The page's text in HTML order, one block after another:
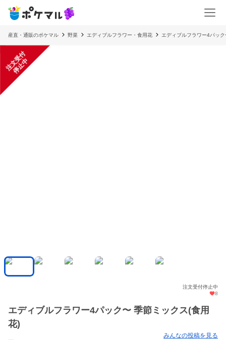
産直・通販のポケマル 野菜 エディブルフラワー・食用花 エディブルフラワー4パッ
注
文
受
付
停
止
中
注文受付停止中
8
エディブルフラワー4パック〜 季節ミックス(食用
花)
みんなの投稿を見る